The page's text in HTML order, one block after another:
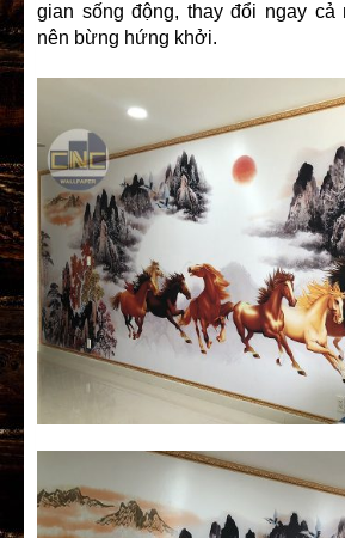
gian sống động, thay đổi ngay cả
nên bừng hứng khởi.